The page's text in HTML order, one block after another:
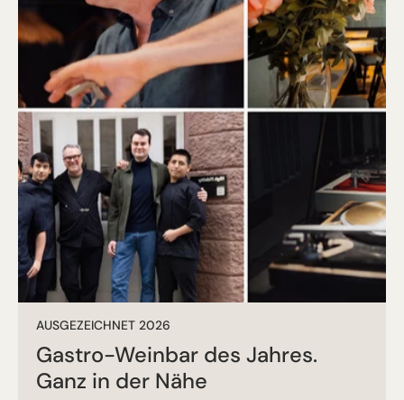
AUSGEZEICHNET 2026
Gastro-Weinbar des Jahres.
Ganz in der Nähe